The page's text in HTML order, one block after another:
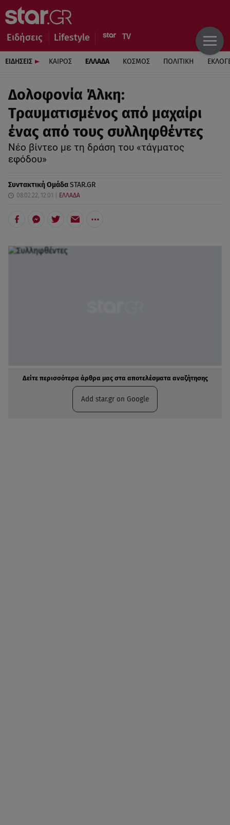
Ειδήσεις Lifestyle
ΕΙΔΗΣΕΙΣ ΚΑΙΡΟΣ ΕΛΛΑΔΑ ΚΟΣΜΟΣ ΠΟΛΙΤΙΚΗ
Δολοφονία Άλκη:
Τραυματισμένος από μαχαίρι
ένας από τους συλληφθέντες
Νέο βίντεο με τη δράση του «τάγματος
εφόδου»
Συντακτική ΟμάδαSTAR.GR
08.02.22, 12:01 ΕΛΛΑΔΑ
Δείτε περισσότερα άρθρα μας στα αποτελέσματα αναζήτησης
Add star.gr on Google